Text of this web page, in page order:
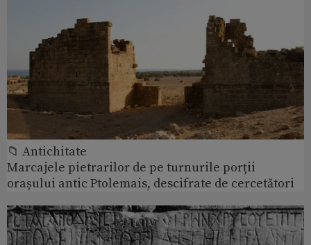
📁 Antichitate
Marcajele pietrarilor de pe turnurile porții
orașului antic Ptolemais, descifrate de cercetători